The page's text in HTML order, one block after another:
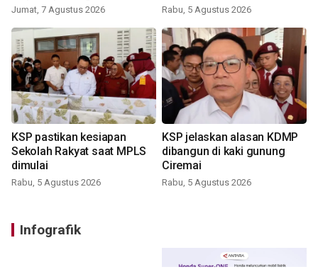
Jumat, 7 Agustus 2026 Rabu, 5 Agustus 2026
KSP pastikan kesiapan
Sekolah Rakyat saat MPLS
dimulai
Rabu, 5 Agustus 2026
KSP jelaskan alasan KDMP
dibangun di kaki gunung
Ciremai
Rabu, 5 Agustus 2026
Infografik